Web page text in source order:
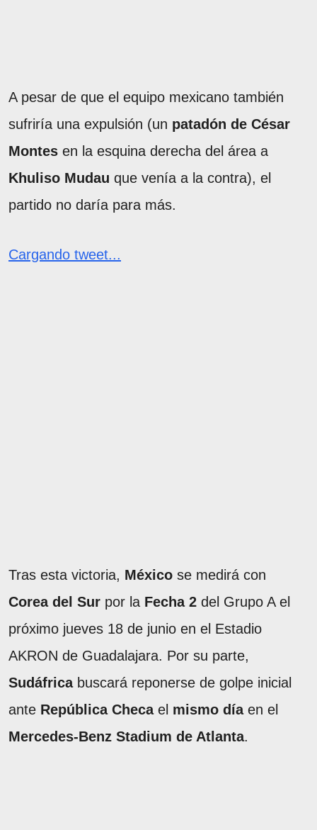
A pesar de que el equipo mexicano también
sufriría una expulsión (un patadón de César
Montes en la esquina derecha del área a
Khuliso Mudau que venía a la contra), el
partido no daría para más.
Cargando tweet...
Tras esta victoria, México se medirá con
Corea del Sur por la Fecha 2 del Grupo A el
próximo jueves 18 de junio en el Estadio
AKRON de Guadalajara. Por su parte,
Sudáfricabuscará reponerse de golpe inicial
ante República Checael mismo díaen el
Mercedes-Benz Stadium de Atlanta.